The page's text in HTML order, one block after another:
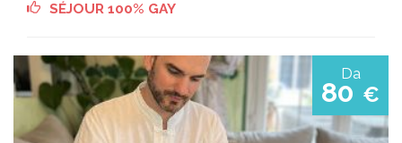
SÉJOUR 100% GAY
Da
80 €